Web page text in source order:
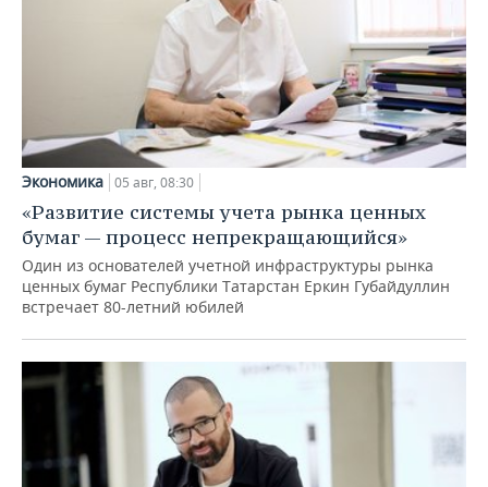
Экономика 05 авг, 08:30
«Развитие системы учета рынка ценных
бумаг — процесс непрекращающийся»
Один из основателей учетной инфраструктуры рынка
ценных бумаг Республики Татарстан Еркин Губайдуллин
встречает 80-летний юбилей